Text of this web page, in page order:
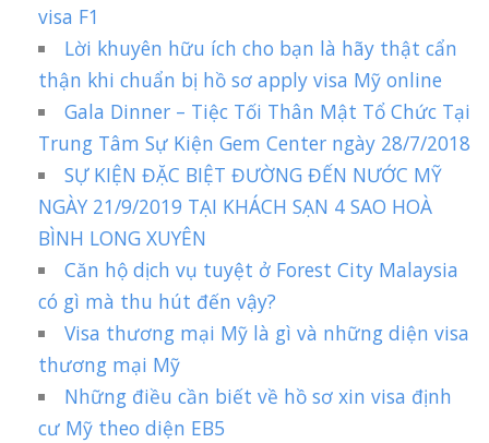
visa F1
Lời khuyên hữu ích cho bạn là hãy thật cẩn
thận khi chuẩn bị hồ sơ apply visa Mỹ online
Gala Dinner – Tiệc Tối Thân Mật Tổ Chức Tại
Trung Tâm Sự Kiện Gem Center ngày 28/7/2018
SỰ KIỆN ĐẶC BIỆT ĐƯỜNG ĐẾN NƯỚC MỸ
NGÀY 21/9/2019 TẠI KHÁCH SẠN 4 SAO HOÀ
BÌNH LONG XUYÊN
Căn hộ dịch vụ tuyệt ở Forest City Malaysia
có gì mà thu hút đến vậy?
Visa thương mại Mỹ là gì và những diện visa
thương mại Mỹ
Những điều cần biết về hồ sơ xin visa định
cư Mỹ theo diện EB5